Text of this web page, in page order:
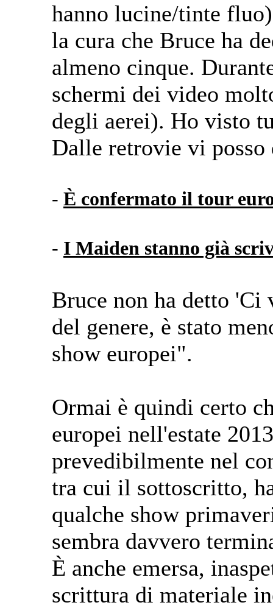
hanno lucine/tinte
la cura che Bruce ha
almeno cinque.
schermi dei video
degli aerei). Ho visto
Dalle retrovie vi posso
- È confermato il tour
- I Maiden stanno già
Bruce non ha detto 'Ci
del genere, è stato
show europei".
Ormai è quindi certo
europei nell'estate
prevedibilmente nel
tra cui il sottoscritto,
qualche show
sembra davvero
È anche emersa,
scrittura di materiale